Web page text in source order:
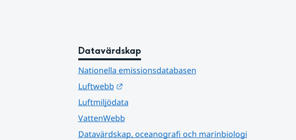
Datavärdskap
Nationella emissionsdatabasen
Luftwebb
Länk till annan webbplats.
Luftmiljödata
VattenWebb
Datavärdskap, oceanografi och marinbiologi